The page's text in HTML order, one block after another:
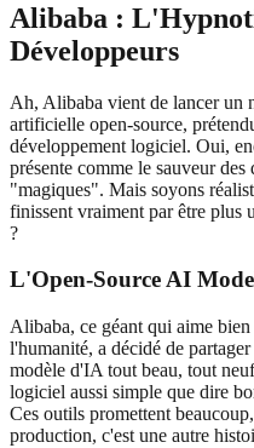
Alibaba :
Développeurs
Ah, Alibaba vient de lancer un
artificielle open-source,
développement logiciel. Oui,
présente comme le sauveur
"magiques". Mais soyons
finissent vraiment par être plus
?
L'Open-Source AI
Alibaba, ce géant qui aime
l'humanité, a décidé de
modèle d'IA tout beau, tout
logiciel aussi simple que dire
Ces outils promettent
production, c'est une autre